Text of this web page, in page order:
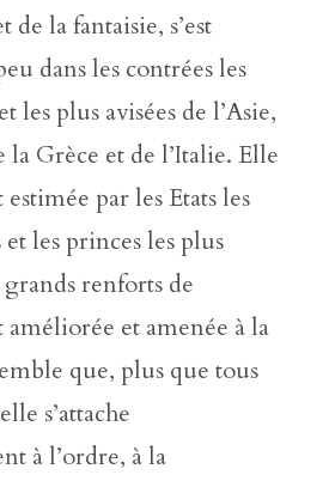
la fantaisie, s’est
dans les contrées les
les plus avisées de l’Asie,
la Grèce et de l’Italie. Elle
par les Etats les
les princes les plus
renforts de
améliorée et amenée à la
que, plus que tous
s’attache
à l’ordre, à la